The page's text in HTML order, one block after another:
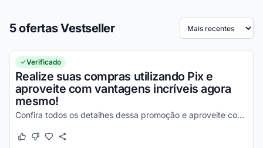
5 ofertas Vestseller Ordenar por
Verificado
Realize suas compras utilizando Pix e
aproveite com vantagens incríveis agora
mesmo!
Confira todos os detalhes dessa promoção e aproveite com vantagens incríveis!
Este cupom funcionou
Este cupom não funcionou